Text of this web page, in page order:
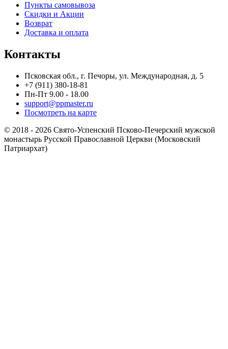
Пункты самовывоза
Скидки и Акции
Возврат
Доставка и оплата
Контакты
Псковская обл., г. Печоры, ул. Международная, д. 5
+7 (911) 380-18-81
Пн-Пт 9.00 - 18.00
support@ppmaster.ru
Посмотреть на карте
© 2018 - 2026 Свято-Успенский Псково-Печерский мужской
монастырь Русской Православной Церкви (Московский
Патриархат)